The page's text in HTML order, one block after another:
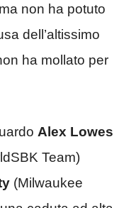
non ha potuto
dell’altissimo
ha mollato per
Alex Lowes
Team)
(Milwaukee